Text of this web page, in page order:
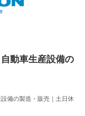
動車生産設備の
備の製造・販売｜土日休